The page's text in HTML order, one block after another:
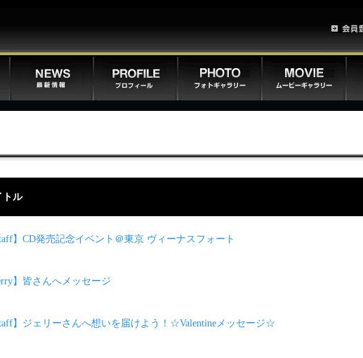
トル
】CD発売記念イベント＠東京 ヴィーナスフォート
】皆さんへメッセージ
】ジェリーさんへ想いを届けよう！☆Valentineメッセージ☆